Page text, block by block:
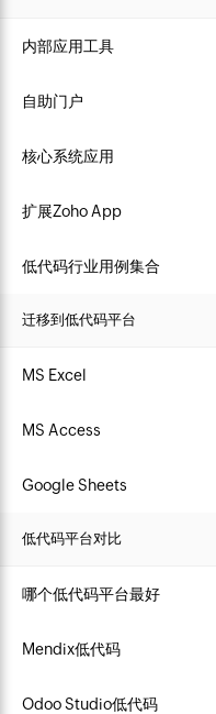
内部应用工具
自助门户
核心系统应用
扩展Zoho App
低代码行业用例集合
迁移到低代码平台
MS Excel
MS Access
Google Sheets
低代码平台对比
哪个低代码平台最好
Mendix低代码
Odoo Studio低代码